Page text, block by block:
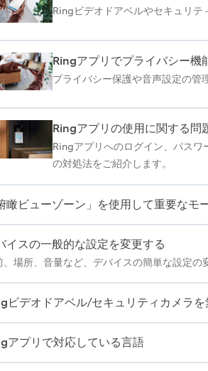
Ringビデオドアベルやセキュリテ
Ringアプリでプライバシー機
プライバシー保護や音声設定の管
Ringアプリの使用に関する問
Ringアプリへのログイン、パス
の対処法をご紹介します。
瞰ビューゾーン」を使用して重要なモ
イスの一般的な設定を変更する
、場所、音量など、デバイスの簡単な設定の
ビデオドアベル/セキュリティカメラ
アプリで対応している言語